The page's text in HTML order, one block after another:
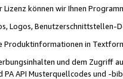
Lizenz können wir Ihnen
Logos, Benutzerschnittstellen-
Produktinformationen in
und dem Zugriff
PA API Musterquellcodes und